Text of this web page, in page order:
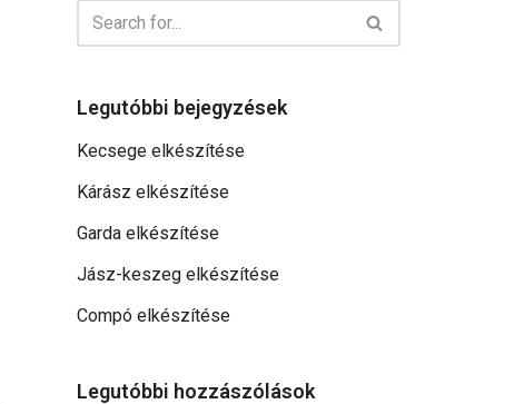
Legutóbbi bejegyzések
Kecsege elkészítése
Kárász elkészítése
Garda elkészítése
Jász-keszeg elkészítése
Compó elkészítése
Legutóbbi hozzászólások